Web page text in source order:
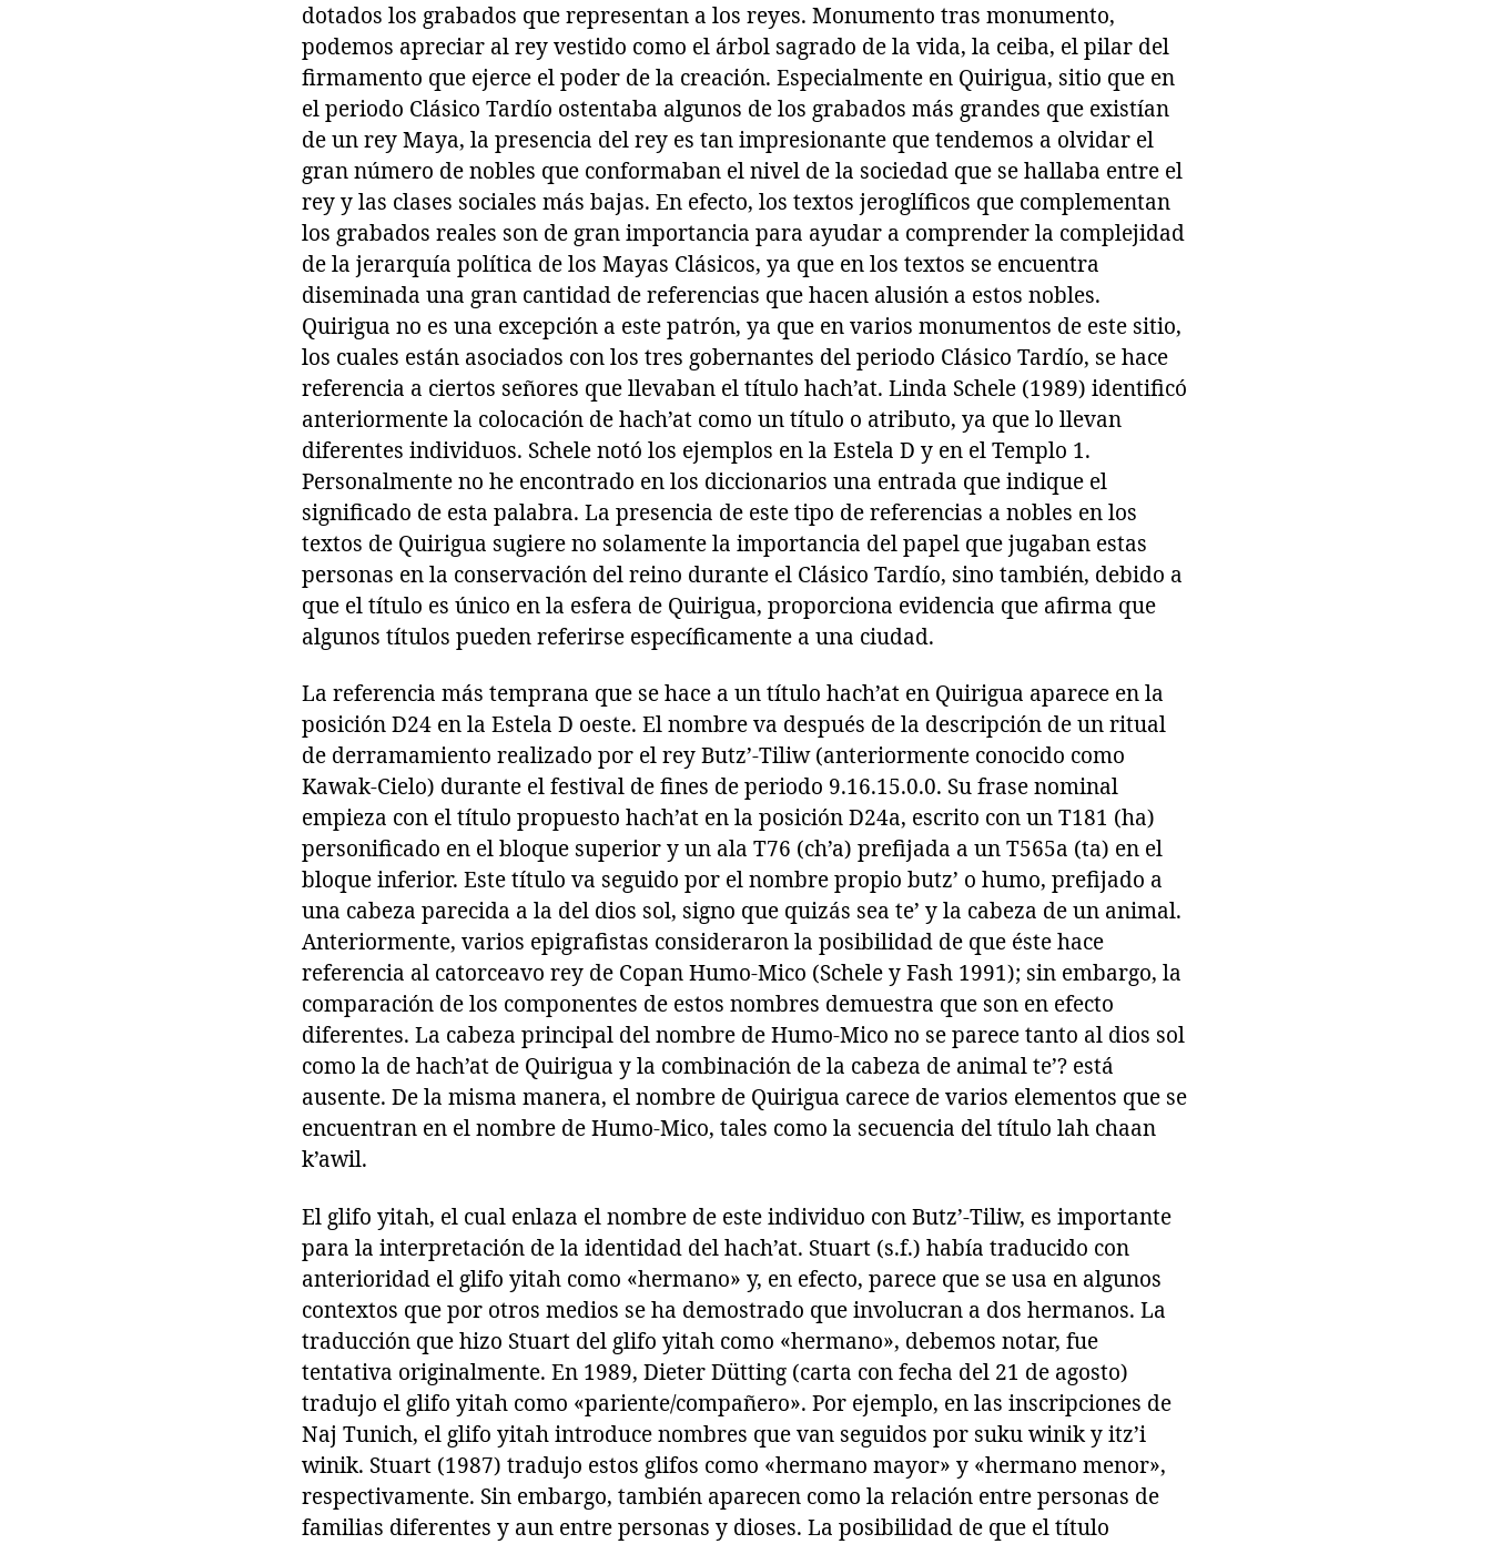
dotados los grabados que representan a los reyes. Monumento tras monumento,
podemos apreciar al rey vestido como el árbol sagrado de la vida, la ceiba, el pilar del
firmamento que ejerce el poder de la creación. Especialmente en Quirigua, sitio que en
el periodo Clásico Tardío ostentaba algunos de los grabados más grandes que existían
de un rey Maya, la presencia del rey es tan impresionante que tendemos a olvidar el
gran número de nobles que conformaban el nivel de la sociedad que se hallaba entre el
rey y las clases sociales más bajas. En efecto, los textos jeroglíficos que complementan
los grabados reales son de gran importancia para ayudar a comprender la complejidad
de la jerarquía política de los Mayas Clásicos, ya que en los textos se encuentra
diseminada una gran cantidad de referencias que hacen alusión a estos nobles.
Quirigua no es una excepción a este patrón, ya que en varios monumentos de este sitio,
los cuales están asociados con los tres gobernantes del periodo Clásico Tardío, se hace
referencia a ciertos señores que llevaban el título hach’at. Linda Schele (1989) identificó
anteriormente la colocación de hach’at como un título o atributo, ya que lo llevan
diferentes individuos. Schele notó los ejemplos en la Estela D y en el Templo 1.
Personalmente no he encontrado en los diccionarios una entrada que indique el
significado de esta palabra. La presencia de este tipo de referencias a nobles en los
textos de Quirigua sugiere no solamente la importancia del papel que jugaban estas
personas en la conservación del reino durante el Clásico Tardío, sino también, debido a
que el título es único en la esfera de Quirigua, proporciona evidencia que afirma que
algunos títulos pueden referirse específicamente a una ciudad.
La referencia más temprana que se hace a un título hach’at en Quirigua aparece en la
posición D24 en la Estela D oeste. El nombre va después de la descripción de un ritual
de derramamiento realizado por el rey Butz’-Tiliw (anteriormente conocido como
Kawak-Cielo) durante el festival de fines de periodo 9.16.15.0.0. Su frase nominal
empieza con el título propuesto hach’at en la posición D24a, escrito con un T181 (ha)
personificado en el bloque superior y un ala T76 (ch’a) prefijada a un T565a (ta) en el
bloque inferior. Este título va seguido por el nombre propio butz’ o humo, prefijado a
una cabeza parecida a la del dios sol, signo que quizás sea te’ y la cabeza de un animal.
Anteriormente, varios epigrafistas consideraron la posibilidad de que éste hace
referencia al catorceavo rey de Copan Humo-Mico (Schele y Fash 1991); sin embargo, la
comparación de los componentes de estos nombres demuestra que son en efecto
diferentes. La cabeza principal del nombre de Humo-Mico no se parece tanto al dios sol
como la de hach’at de Quirigua y la combinación de la cabeza de animal te’? está
ausente. De la misma manera, el nombre de Quirigua carece de varios elementos que se
encuentran en el nombre de Humo-Mico, tales como la secuencia del título lah chaan
k’awil.
El glifo yitah, el cual enlaza el nombre de este individuo con Butz’-Tiliw, es importante
para la interpretación de la identidad del hach’at. Stuart (s.f.) había traducido con
anterioridad el glifo yitah como «hermano» y, en efecto, parece que se usa en algunos
contextos que por otros medios se ha demostrado que involucran a dos hermanos. La
traducción que hizo Stuart del glifo yitah como «hermano», debemos notar, fue
tentativa originalmente. En 1989, Dieter Dütting (carta con fecha del 21 de agosto)
tradujo el glifo yitah como «pariente/compañero». Por ejemplo, en las inscripciones de
Naj Tunich, el glifo yitah introduce nombres que van seguidos por suku winik y itz’i
winik. Stuart (1987) tradujo estos glifos como «hermano mayor» y «hermano menor»,
respectivamente. Sin embargo, también aparecen como la relación entre personas de
familias diferentes y aun entre personas y dioses. La posibilidad de que el título